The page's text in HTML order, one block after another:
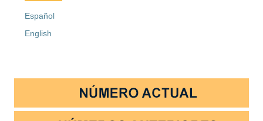
Español
English